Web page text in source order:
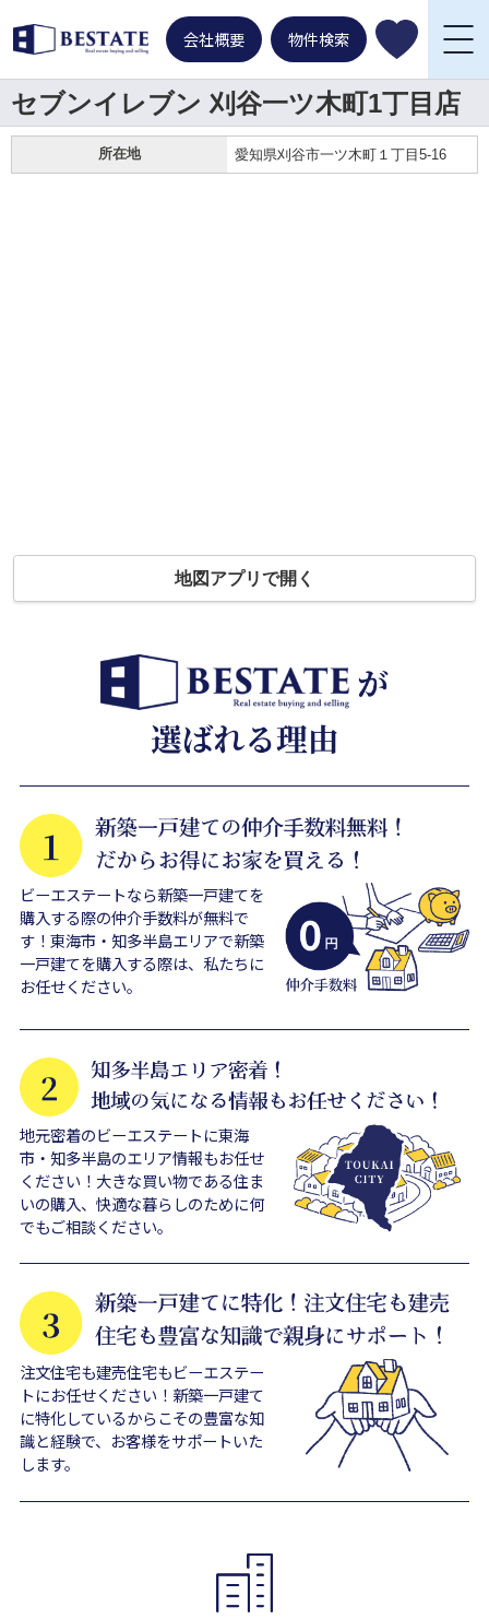
会社概要 物件検索
セブンイレブン 刈谷一ツ木町1丁目店
所在地 愛知県刈谷市一ツ木町１丁目5-16
地図アプリで開く
ビーエステートなら新築一戸建てを
購入する際の仲介手数料が無料で
す！東海市・知多半島エリアで新築
一戸建てを購入する際は、私たちに
お任せください。
地元密着のビーエステートに東海
市・知多半島のエリア情報もお任せ
ください！大きな買い物である住ま
いの購入、快適な暮らしのために何
でもご相談ください。
注文住宅も建売住宅もビーエステー
トにお任せください！新築一戸建て
に特化しているからこその豊富な知
識と経験で、お客様をサポートいた
します。